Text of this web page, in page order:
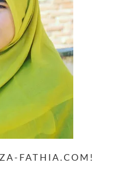
FATHIA.COM!